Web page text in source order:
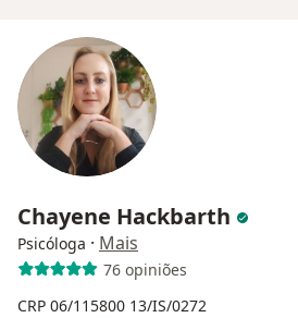
Chayene Hackbarth
Psicóloga · Mais
76 opiniões
CRP 06/115800 13/IS/0272